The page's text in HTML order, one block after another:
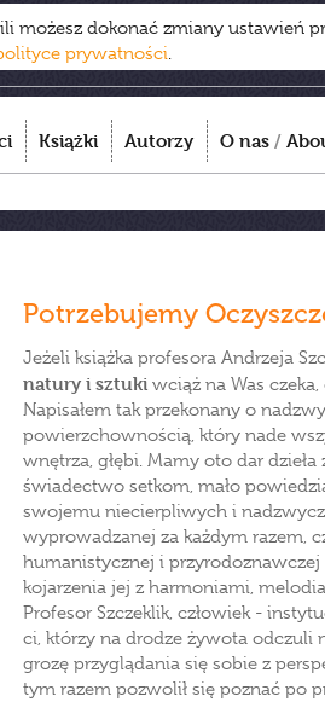
możesz dokonać zmiany ustawień
prywatności.
Książki Autorzy O nas /
Potrzebujemy
Jeżeli książka profesora Andrzeja
natury i sztuki wciąż na Was
Napisałem tak przekonany o
powierzchownością, który nade
wnętrza, głębi. Mamy oto dar
świadectwo setkom, mało
swojemu niecierpliwych i
wyprowadzanej za każdym razem,
humanistycznej i
kojarzenia jej z harmoniami,
Profesor Szczeklik, człowiek -
ci, którzy na drodze żywota odczuli
grozę przyglądania się sobie z
tym razem pozwolił się poznać po